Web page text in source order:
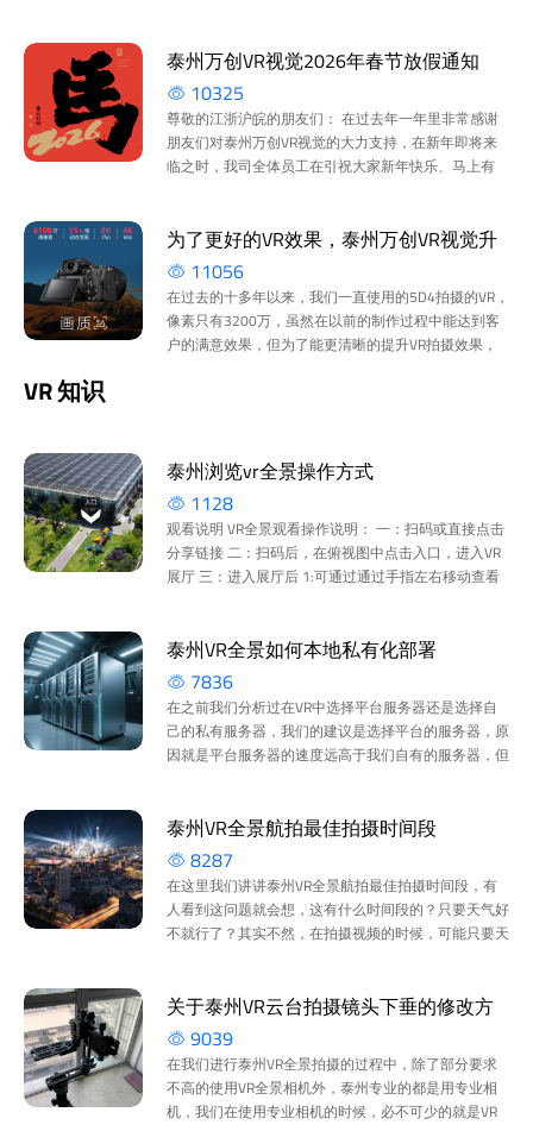
泰州万创VR视觉2026年春节放假通知
10325
尊敬的江浙沪皖的朋友们： 在过去年一年里非常感谢
朋友们对泰州万创VR视觉的大力支持，在新年即将来
临之时，我司全体员工在引祝大家新年快乐、马上有
为了更好的VR效果，泰州万创VR视觉升
级高像素高画质相机
11056
在过去的十多年以来，我们一直使用的5D4拍摄的VR，
像素只有3200万，虽然在以前的制作过程中能达到客
户的满意效果，但为了能更清晰的提升VR拍摄效果，
VR 知识
泰州浏览vr全景操作方式
1128
观看说明 VR全景观看操作说明： 一：扫码或直接点击
分享链接 二：扫码后，在俯视图中点击入口，进入VR
展厅 三：进入展厅后 1:可通过通过手指左右移动查看
泰州VR全景如何本地私有化部署
7836
在之前我们分析过在VR中选择平台服务器还是选择自
己的私有服务器，我们的建议是选择平台的服务器，原
因就是平台服务器的速度远高于我们自有的服务器，但
泰州VR全景航拍最佳拍摄时间段
8287
在这里我们讲讲泰州VR全景航拍最佳拍摄时间段，有
人看到这问题就会想，这有什么时间段的？只要天气好
不就行了？其实不然，在拍摄视频的时候，可能只要天
关于泰州VR云台拍摄镜头下垂的修改方
案 9039
在我们进行泰州VR全景拍摄的过程中，除了部分要求
不高的使用VR全景相机外，泰州专业的都是用专业相
机，我们在使用专业相机的时候，必不可少的就是VR